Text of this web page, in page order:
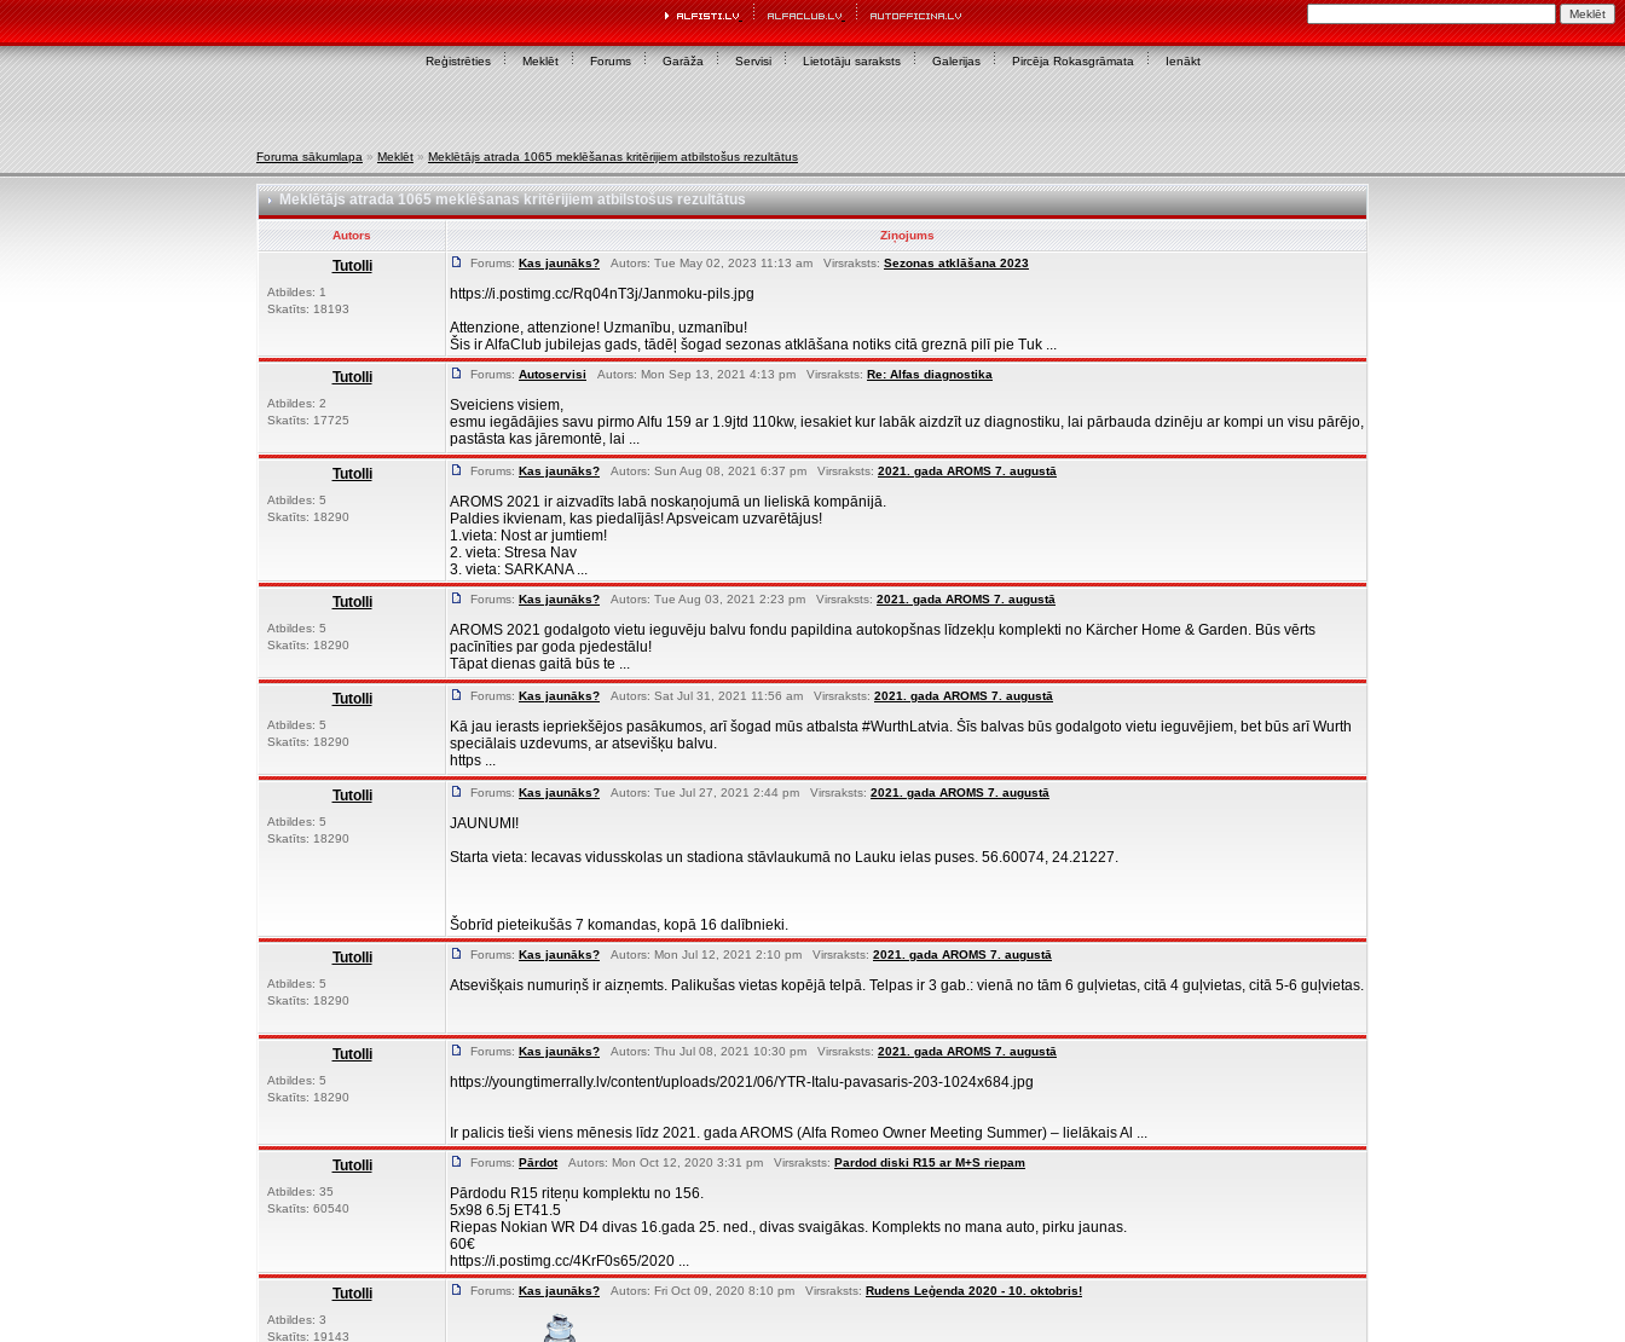
Reģistrēties Meklēt Forums Garāža Servisi Lietotāju saraksts Galerijas Pircēja Rokasgrāmata Ienākt
Foruma sākumlapa » Meklēt » Meklētājs atrada 1065 meklēšanas kritērijiem atbilstošus rezultātus
Meklētājs atrada 1065 meklēšanas kritērijiem atbilstošus rezultātus
Autors Ziņojums
Tutolli
Atbildes: 1
Skatīts: 18193
Forums: Kas jaunāks? Autors: Tue May 02, 2023 11:13 am Virsraksts: Sezonas atklāšana 2023
https://i.postimg.cc/Rq04nT3j/Janmoku-pils.jpg
Attenzione, attenzione! Uzmanību, uzmanību!
Šis ir AlfaClub jubilejas gads, tādēļ šogad sezonas atklāšana notiks citā greznā pilī pie Tuk ...
Tutolli
Atbildes: 2
Skatīts: 17725
Forums: Autoservisi Autors: Mon Sep 13, 2021 4:13 pm Virsraksts: Re: Alfas diagnostika
Sveiciens visiem,
esmu iegādājies savu pirmo Alfu 159 ar 1.9jtd 110kw, iesakiet kur labāk aizdzīt uz diagnostiku, lai pārbauda dzinēju ar kompi un visu pārējo,
pastāsta kas jāremontē, lai ...
Tutolli
Atbildes: 5
Skatīts: 18290
Forums: Kas jaunāks? Autors: Sun Aug 08, 2021 6:37 pm Virsraksts: 2021. gada AROMS 7. augustā
AROMS 2021 ir aizvadīts labā noskaņojumā un lieliskā kompānijā.
Paldies ikvienam, kas piedalījās! Apsveicam uzvarētājus!
1.vieta: Nost ar jumtiem!
2. vieta: Stresa Nav
3. vieta: SARKANA ...
Tutolli
Atbildes: 5
Skatīts: 18290
Forums: Kas jaunāks? Autors: Tue Aug 03, 2021 2:23 pm Virsraksts: 2021. gada AROMS 7. augustā
AROMS 2021 godalgoto vietu ieguvēju balvu fondu papildina autokopšnas līdzekļu komplekti no Kärcher Home & Garden. Būs vērts
pacīnīties par goda pjedestālu!
Tāpat dienas gaitā būs te ...
Tutolli
Atbildes: 5
Skatīts: 18290
Forums: Kas jaunāks? Autors: Sat Jul 31, 2021 11:56 am Virsraksts: 2021. gada AROMS 7. augustā
Kā jau ierasts iepriekšējos pasākumos, arī šogad mūs atbalsta #WurthLatvia. Šīs balvas būs godalgoto vietu ieguvējiem, bet būs arī Wurth
speciālais uzdevums, ar atsevišķu balvu.
https ...
Tutolli
Atbildes: 5
Skatīts: 18290
Forums: Kas jaunāks? Autors: Tue Jul 27, 2021 2:44 pm Virsraksts: 2021. gada AROMS 7. augustā
JAUNUMI!
Starta vieta: Iecavas vidusskolas un stadiona stāvlaukumā no Lauku ielas puses. 56.60074, 24.21227.
Šobrīd pieteikušās 7 komandas, kopā 16 dalībnieki.
Tutolli
Atbildes: 5
Skatīts: 18290
Forums: Kas jaunāks? Autors: Mon Jul 12, 2021 2:10 pm Virsraksts: 2021. gada AROMS 7. augustā
Atsevišķais numuriņš ir aizņemts. Palikušas vietas kopējā telpā. Telpas ir 3 gab.: vienā no tām 6 guļvietas, citā 4 guļvietas, citā 5-6 guļvietas.
Tutolli
Atbildes: 5
Skatīts: 18290
Forums: Kas jaunāks? Autors: Thu Jul 08, 2021 10:30 pm Virsraksts: 2021. gada AROMS 7. augustā
https://youngtimerrally.lv/content/uploads/2021/06/YTR-Italu-pavasaris-203-1024x684.jpg
Ir palicis tieši viens mēnesis līdz 2021. gada AROMS (Alfa Romeo Owner Meeting Summer) – lielākais Al ...
Tutolli
Atbildes: 35
Skatīts: 60540
Forums: PārdotAutors: Mon Oct 12, 2020 3:31 pm Virsraksts: Pardod diski R15 ar M+S riepam
Pārdodu R15 riteņu komplektu no 156.
5x98 6.5j ET41.5
Riepas Nokian WR D4 divas 16.gada 25. ned., divas svaigākas. Komplekts no mana auto, pirku jaunas.
60€
https://i.postimg.cc/4KrF0s65/2020 ...
Tutolli
Atbildes: 3
Skatīts: 19143
Forums: Kas jaunāks? Autors: Fri Oct 09, 2020 8:10 pm Virsraksts: Rudens Leģenda 2020 - 10. oktobris!